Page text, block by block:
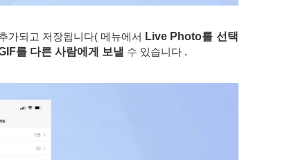
가되고 저장됩니다( 메뉴에서 Live Photo를 선택
를 다른 사람에게 보낼 수 있습니다 .